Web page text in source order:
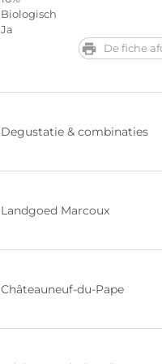
Biologisch
Ja
De fiche
Degustatie & combinaties
Landgoed Marcoux
Châteauneuf-du-Pape